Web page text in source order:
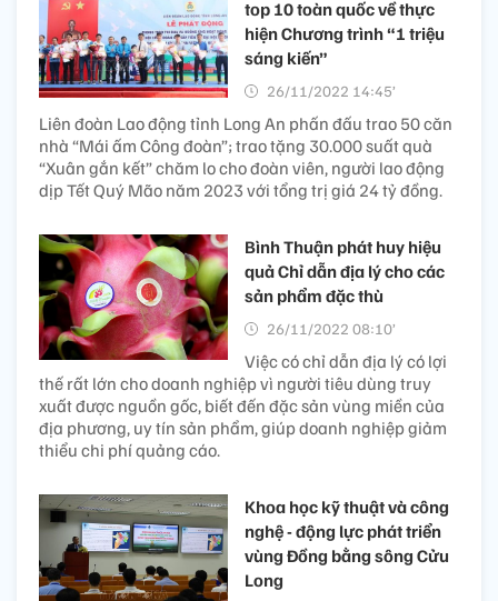
top 10 toàn quốc về thực
hiện Chương trình “1 triệu
sáng kiến”
26/11/2022 14:45’
Liên đoàn Lao động tỉnh Long An phấn đấu trao 50 căn
nhà “Mái ấm Công đoàn”; trao tặng 30.000 suất quà
“Xuân gắn kết” chăm lo cho đoàn viên, người lao động
dịp Tết Quý Mão năm 2023 với tổng trị giá 24 tỷ đồng.
Bình Thuận phát huy hiệu
quả Chỉ dẫn địa lý cho các
sản phẩm đặc thù
26/11/2022 08:10’
Việc có chỉ dẫn địa lý có lợi
thế rất lớn cho doanh nghiệp vì người tiêu dùng truy
xuất được nguồn gốc, biết đến đặc sản vùng miền của
địa phương, uy tín sản phẩm, giúp doanh nghiệp giảm
thiểu chi phí quảng cáo.
Khoa học kỹ thuật và công
nghệ - động lực phát triển
vùng Đồng bằng sông Cửu
Long